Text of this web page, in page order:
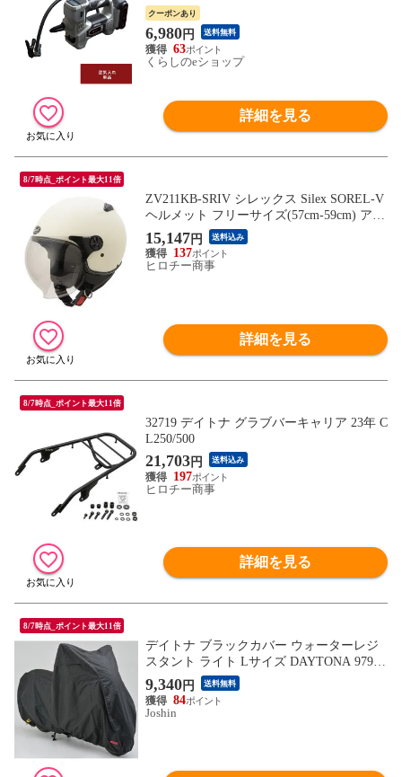
ール 浮き輪 バッテリー・充電器別売 18V
共通バッテリーシリーズ YBK-180 オート
バイ プール ボール バイク 山善 YAMAZEN
【送料無料】
クーポンあり
6,980円 送料無料
63
くらしのeショップ
詳細を見る
8/7時点_ポイント最大11倍
ZV211KB-SRIV シレックス Silex SOREL-V
ヘルメット フリーサイズ(57cm-59cm) アイ
ボリー
15,147 円 送料込み
137
ヒロチー商事
詳細を見る
8/7時点_ポイント最大11倍
32719 デイトナ グラブバーキャリア 23年 C
L250/500
21,703円 送料込み
197
ヒロチー商事
詳細を見る
8/7時点_ポイント最大11倍
デイトナ ブラックカバー ウォーターレジ
スタント ライト Lサイズ DAYTONA 97941
【返品種別B】
9,340円 送料無料
84
Joshin